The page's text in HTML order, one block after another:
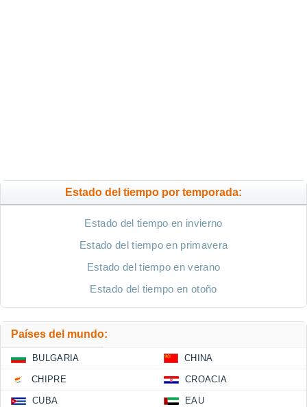
Estado del tiempo por temporada:
Estado del tiempo en invierno
Estado del tiempo en primavera
Estado del tiempo en verano
Estado del tiempo en otoño
Países del mundo:
BULGARIA CHINA
CHIPRE CROACIA
CUBA EAU